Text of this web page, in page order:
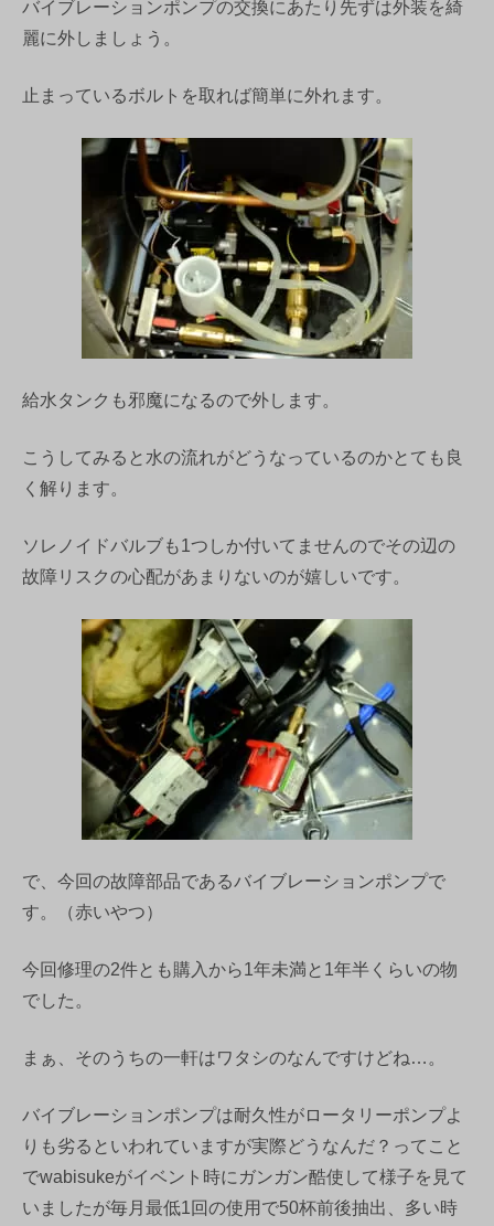
バイブレーションポンプの交換にあたり先ずは外装を綺
麗に外しましょう。
止まっているボルトを取れば簡単に外れます。
給水タンクも邪魔になるので外します。
こうしてみると水の流れがどうなっているのかとても良
く解ります。
ソレノイドバルブも1つしか付いてませんのでその辺の
故障リスクの心配があまりないのが嬉しいです。
で、今回の故障部品であるバイブレーションポンプで
す。（赤いやつ）
今回修理の2件とも購入から1年未満と1年半くらいの物
でした。
まぁ、そのうちの一軒はワタシのなんですけどね…。
バイブレーションポンプは耐久性がロータリーポンプよ
りも劣るといわれていますが実際どうなんだ？ってこと
でwabisukeがイベント時にガンガン酷使して様子を見て
いましたが毎月最低1回の使用で50杯前後抽出、多い時